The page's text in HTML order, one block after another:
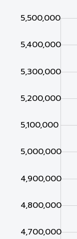
4,500,000
4,700,000
4,800,000
4,900,000
5,000,000
5,100,000
5,200,000
5,300,000
5,400,000
5,500,000